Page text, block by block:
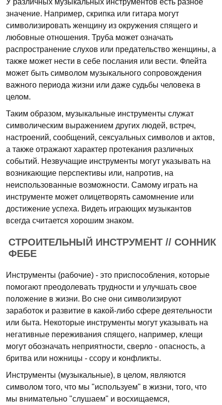
У различных музыкальных инструментов есть разное
значение. Например, скрипка или гитара могут
символизировать женщину из окружения спящего и
любовные отношения. Труба может означать
распространение слухов или предательство женщины, а
также может нести в себе послания или вести. Флейта
может быть символом музыкального сопровождения
важного периода жизни или даже судьбы человека в
целом.
Таким образом, музыкальные инструменты служат
символическим выражением других людей, встреч,
настроений, сообщений, сексуальных символов и актов,
а также отражают характер протекания различных
событий. Незвучащие инструменты могут указывать на
возникающие перспективы или, напротив, на
неиспользованные возможности. Самому играть на
инструменте может олицетворять самомнение или
достижение успеха. Видеть играющих музыкантов
всегда считается хорошим знаком.
СТРОИТЕЛЬНЫЙ ИНСТРУМЕНТ // СОННИК
ФЕБЕ
Инструменты (рабочие) - это приспособления, которые
помогают преодолевать трудности и улучшать свое
положение в жизни. Во сне они символизируют
заработок и развитие в какой-либо сфере деятельности
или быта. Некоторые инструменты могут указывать на
негативные переживания спящего, например, клещи
могут обозначать неприятности, сверло - опасность, а
бритва или ножницы - ссору и конфликты.
Инструменты (музыкальные), в целом, являются
символом того, что мы "используем" в жизни, того, что
мы внимательно "слушаем" и восхищаемся,